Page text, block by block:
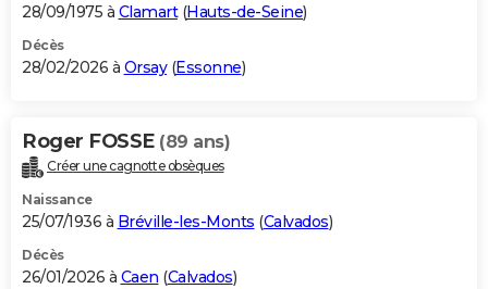
28/09/1975 à Clamart(Hauts-de-Seine)
Décès
28/02/2026 à Orsay(Essonne)
Roger FOSSE (89 ans)
Créer une cagnotte obsèques
Naissance
25/07/1936 à Bréville-les-Monts (Calvados)
Décès
26/01/2026 à Caen (Calvados)